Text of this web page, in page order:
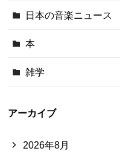
日本の音楽ニュース
本
雑学
アーカイブ
2026年8月